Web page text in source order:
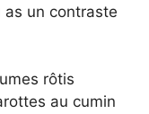
un contraste
rôtis
au cumin